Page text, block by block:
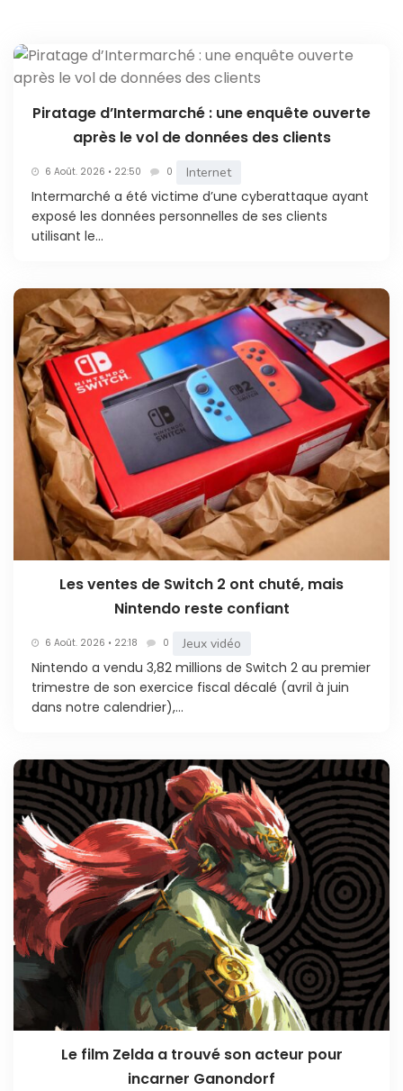
Piratage d’Intermarché : une enquête ouverte
après le vol de données des clients
6 Août. 2026 • 22:50 0 Internet
Intermarché a été victime d’une cyberattaque ayant
exposé les données personnelles de ses clients
utilisant le...
Les ventes de Switch 2 ont chuté, mais
Nintendo reste confiant
6 Août. 2026 • 22:18 0 Jeux vidéo
Nintendo a vendu 3,82 millions de Switch 2 au premier
trimestre de son exercice fiscal décalé (avril à juin
dans notre calendrier),...
Le film Zelda a trouvé son acteur pour
incarner Ganondorf